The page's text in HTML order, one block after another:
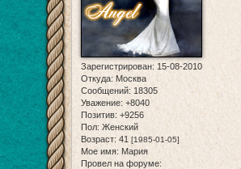
Зарегистрирован: 15-08-2010
Откуда: Москва
Сообщений: 18305
Уважение: +8040
Позитив: +9256
Пол: Женский
Возраст: 41 [1985-01-05]
Мое имя: Мария
Провел на форуме: